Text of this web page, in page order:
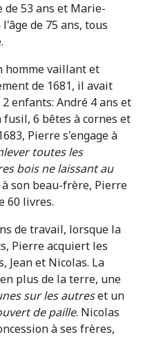
de 53 ans et Marie-
de 75 ans, tous
homme vaillant et
de 1681, il avait
enfants: André 4 ans et
6 bêtes à cornes et
Pierre s'engage à
toutes les
bois ne laissant au
son beau-frère, Pierre
60 livres.
de travail, lorsque la
Pierre acquiert les
Jean et Nicolas. La
plus de la terre, une
sur les autreset un
de paille. Nicolas
à ses frères,